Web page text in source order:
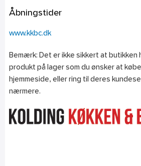
Åbningstider
www.kkbc.dk
Bemærk: Det er ikke sikkert at
produkt på lager som du ønsker at
hjemmeside, eller ring til deres
nærmere.